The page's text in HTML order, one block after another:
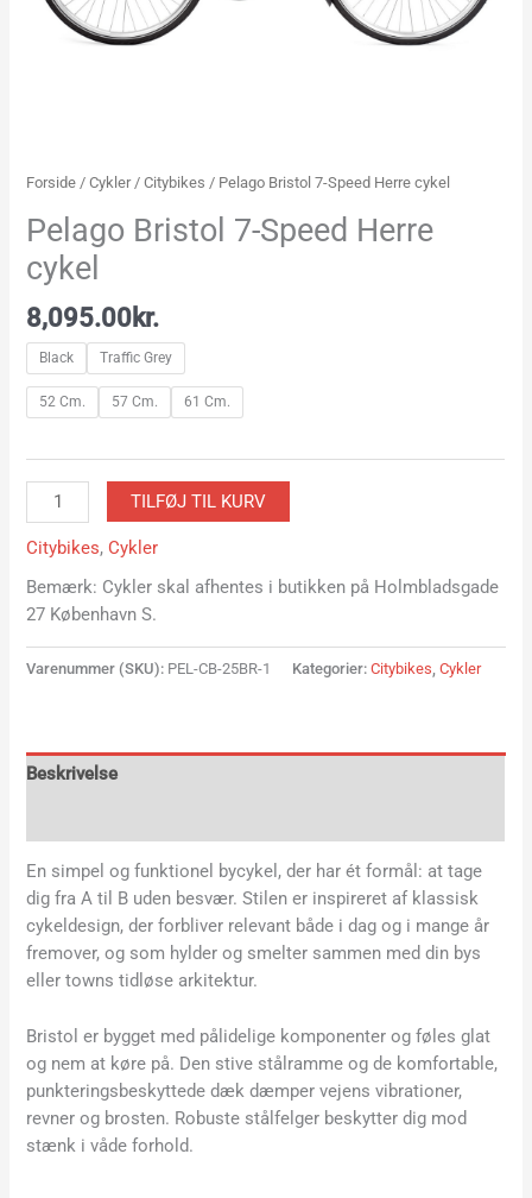
Forside /Cykler/Citybikes / Pelago Bristol 7-Speed Herre cykel
Pelago Bristol 7-Speed Herre
cykel
8,095.00kr.
Black Traffic Grey
52 Cm. 57 Cm. 61 Cm.
TILFØJ TIL KURV
Citybikes,Cykler
Bemærk: Cykler skal afhentes i butikken på Holmbladsgade
27 København S.
Varenummer (SKU): PEL-CB-25BR-1 Kategorier:Citybikes,Cykler
Beskrivelse
En simpel og funktionel bycykel, der har ét formål: at tage
dig fra A til B uden besvær. Stilen er inspireret af klassisk
cykeldesign, der forbliver relevant både i dag og i mange år
fremover, og som hylder og smelter sammen med din bys
eller towns tidløse arkitektur.
Bristol er bygget med pålidelige komponenter og føles glat
og nem at køre på. Den stive stålramme og de komfortable,
punkteringsbeskyttede dæk dæmper vejens vibrationer,
revner og brosten. Robuste stålfelger beskytter dig mod
stænk i våde forhold.